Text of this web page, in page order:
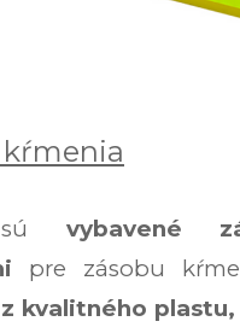
sú vybavené
pre zásobu
z kvalitného